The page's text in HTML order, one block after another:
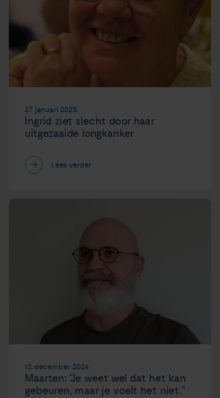
27 januari 2025
Ingrid ziet slecht door haar
uitgezaaide longkanker
Lees verder
12 december 2024
Maarten: “Je weet wel dat het kan
gebeuren, maar je voelt het niet.”